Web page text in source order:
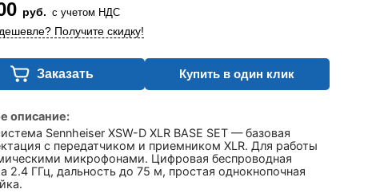
руб. с учетом НДС
Получите скидку!
Заказать Купить в один клик
описание:
Sennheiser XSW-D XLR BASE SET — базовая
с передатчиком и приемником XLR. Для работы
микрофонами. Цифровая беспроводная
2.4 ГГц, дальность до 75 м, простая однокнопочная